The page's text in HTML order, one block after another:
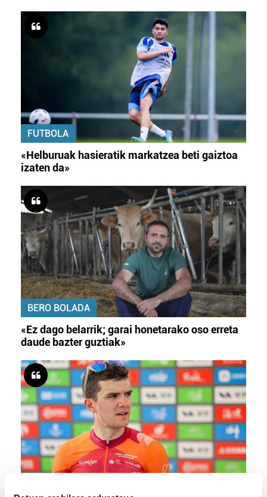
FUTBOLA
«Helburuak hasieratik markatzea beti gaiztoa
izaten da»
BERO BOLADA
«Ez dago belarrik; garai honetarako oso erreta
daude bazter guztiak»